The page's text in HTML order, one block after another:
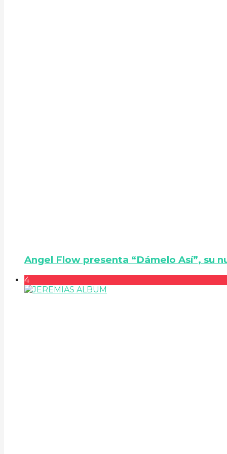
Angel Flow presenta “Dámelo Así”, su
4